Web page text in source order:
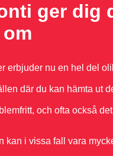
ger dig
erbjuder nu en hel del
där du kan hämta ut
och ofta också
kan i vissa fall vara